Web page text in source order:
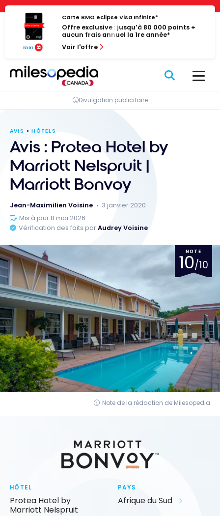
Panneau de gestion des cookies
Passer
contenu
Carte BMO eclipse Visa Infinite*
Offre exclusive : jusqu’à 80 000 points +
aucun frais annuel la 1re année*
Voir l'offre
Divulgation publicitaire
AVIS HÔTELS
Avis : Protea Hotel by
Marriott Nelspruit |
Marriott Bonvoy
Jean-Maximilien Voisine
3 janvier 2020
Mis à jour 8 mai 2026
Vérification des faits parAudrey Voisine
NOTE
10/10
Note de la rédaction de Milesopedia
HÔTEL
Protea Hotel by
Marriott Nelspruit
PAYS
Afrique du Sud